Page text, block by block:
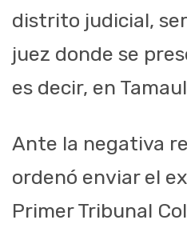
distrito judicial,
juez donde se
es decir, en
Ante la negativa
ordenó enviar el
Primer Tribunal